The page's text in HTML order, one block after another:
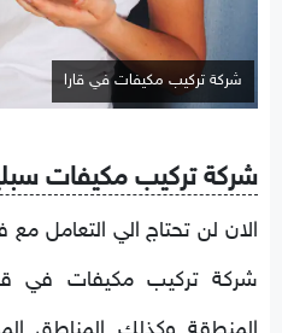
شركة تركيب مكيفات في قارا
شركة تركيب مكيفات
الان لن تحتاج الي التعامل
شركة تركيب مكيفات في